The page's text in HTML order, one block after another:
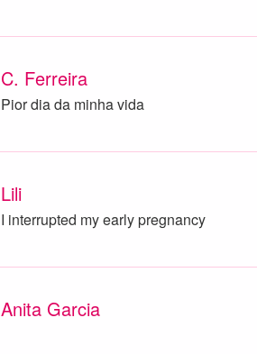
C. Ferreira
Pior dia da minha vida
Lili
I interrupted my early pregnancy
Anita Garcia